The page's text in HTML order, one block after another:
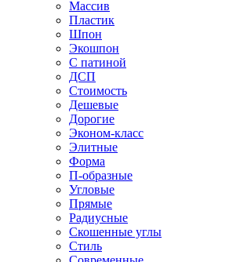
Массив
Пластик
Шпон
Экошпон
С патиной
ДСП
Стоимость
Дешевые
Дорогие
Эконом-класс
Элитные
Форма
П-образные
Угловые
Прямые
Радиусные
Скошенные углы
Стиль